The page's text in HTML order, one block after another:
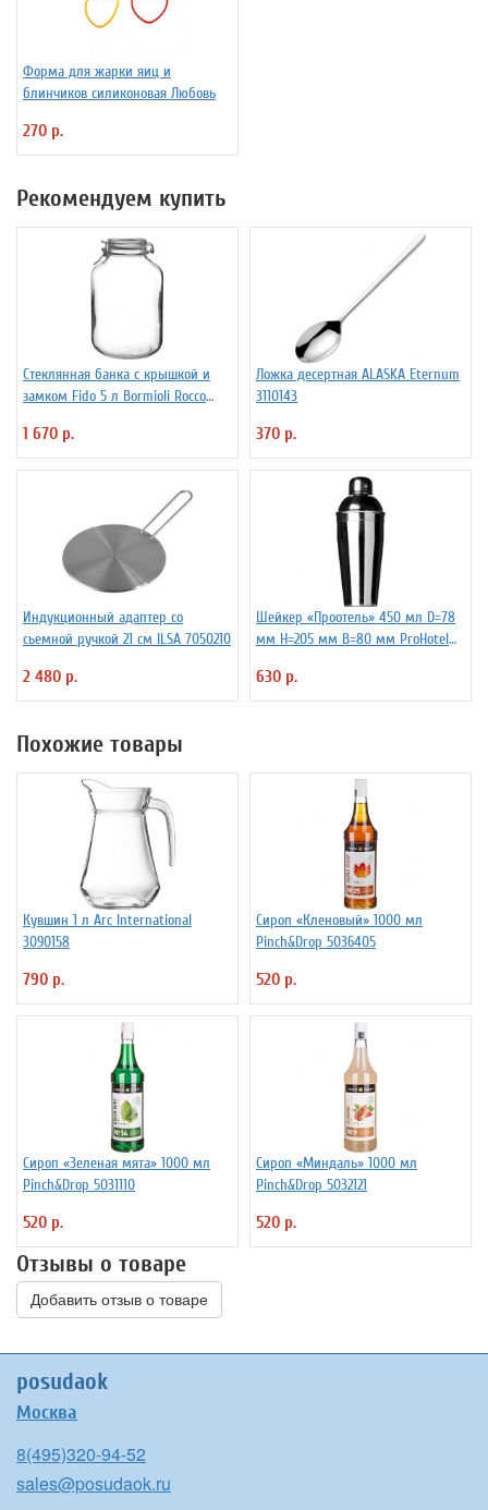
Форма для жарки яиц и
блинчиков силиконовая Любовь
270 р.
Рекомендуем купить
Стеклянная банка с крышкой и
замком Fido 5 л Bormioli Rocco
1 670 р.
Ложка десертная ALASKA Eternum
3110143
370 р.
Индукционный адаптер со
сьемной ручкой 21 см ILSA 7050210
2 480 р.
Шейкер «Проотель» 450 мл D=78
мм H=205 мм B=80 мм ProHotel
630 р.
Похожие товары
Кувшин 1 л Arc International
3090158
790 р.
Сироп «Кленовый» 1000 мл
Pinch&Drop 5036405
520 р.
Сироп «Зеленая мята» 1000 мл
Pinch&Drop 5031110
520 р.
Сироп «Миндаль» 1000 мл
Pinch&Drop 5032121
520 р.
Отзывы о товаре
Добавить отзыв о товаре
posudaok
Москва
8(495)320-94-52
sales@posudaok.ru